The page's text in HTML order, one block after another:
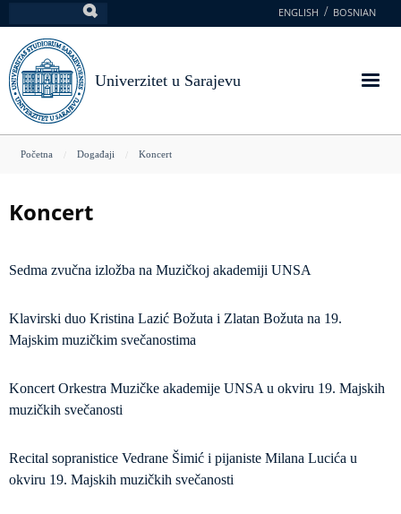
na
glavni
sadržaj
ENGLISH BOSNIAN
Univerzitet u Sarajevu
You
here
Početna Događaji Koncert
Koncert
Sedma zvučna izložba na Muzičkoj akademiji UNSA
Klavirski duo Kristina Lazić Božuta i Zlatan Božuta na 19.
Majskim muzičkim svečanostima
Koncert Orkestra Muzičke akademije UNSA u okviru 19. Majskih
muzičkih svečanosti
Recital sopranistice Vedrane Šimić i pijaniste Milana Lucića u
okviru 19. Majskih muzičkih svečanosti